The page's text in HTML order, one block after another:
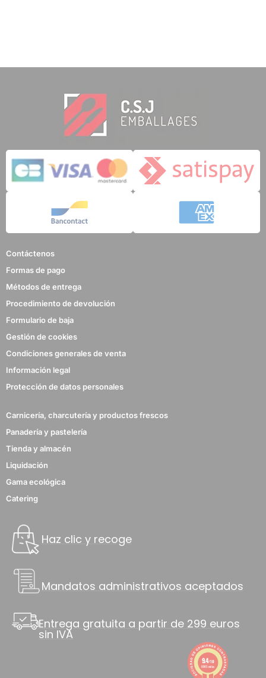
Contáctenos
Formas de pago
Métodos de entrega
Procedimiento de devolución
Formulario de baja
Gestión de cookies
Condiciones generales de venta
Información legal
Protección de datos personales
Carnicería, charcutería y productos frescos
Panadería y pastelería
Tienda y almacén
Liquidación
Gama ecológica
Catering
Haz clic y recoge
Mandatos administrativos aceptados
Entrega gratuita a partir de 299 euros
sin IVA
9.4/10
8845 notas